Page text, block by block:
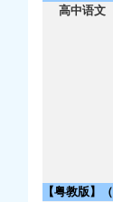
高中语文
【粤教版】（